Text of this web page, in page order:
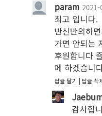
param
최고 입니다.
반신반의하
가면 안되는
후원합니다
에 하겠습니
답글 달기 답글 삭
감사합